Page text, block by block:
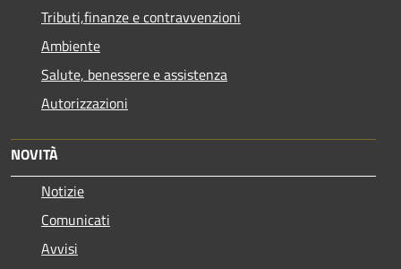
Tributi,finanze e contravvenzioni
Ambiente
Salute, benessere e assistenza
Autorizzazioni
NOVITÀ
Notizie
Comunicati
Avvisi